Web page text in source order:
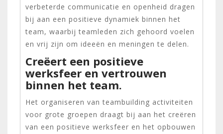
verbeterde communicatie en openheid dragen
bij aan een positieve dynamiek binnen het
team, waarbij teamleden zich gehoord voelen
en vrij zijn om ideeën en meningen te delen.
Creëert een positieve
werksfeer en vertrouwen
binnen het team.
Het organiseren van teambuilding activiteiten
voor grote groepen draagt bij aan het creëren
van een positieve werksfeer en het opbouwen